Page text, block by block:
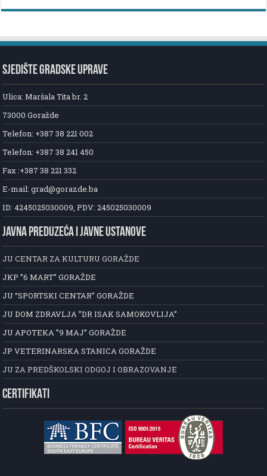
SJEDIŠTE GRADSKE UPRAVE
Ulica: Maršala Tita br. 2
73000 Goražde
Telefon: +387 38 221 002
Telefon: +387 38 241 450
Fax :+387 38 221 332
E-mail: grad@gorazde.ba
ID: 4245025030009, PDV: 245025030009
JAVNA PREDUZEĆA I JAVNE USTANOVE
JU CENTAR ZA KULTURU GORAŽDE
JKP ”6 MART” GORAŽDE
JU “SPORTSKI CENTAR” GORAŽDE
JU DOM ZDRAVLJA ”DR ISAK SAMOKOVLIJA”
JU APOTEKA ”9 MAJ” GORAŽDE
JP VETERINARSKA STANICA GORAŽDE
JU ZA PREDŠKOLSKI ODGOJ I OBRAZOVANJE
CERTIFIKATI